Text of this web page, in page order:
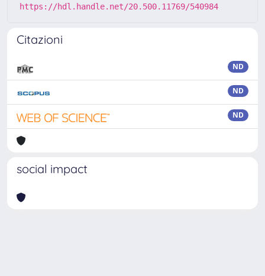
https://hdl.handle.net/20.500.11769/540984
Citazioni
ND
ND
ND
social impact